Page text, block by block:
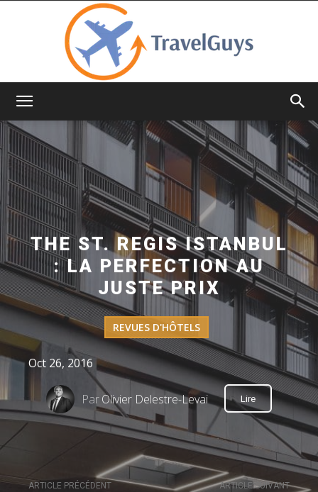
ARTICLE PRÉCÉDENT ARTICLE SUIVANT
THE ST. REGIS ISTANBUL
: LA PERFECTION AU
JUSTE PRIX
REVUES D'HÔTELS
Oct 26, 2016
ParOlivier Delestre-Levai Lire